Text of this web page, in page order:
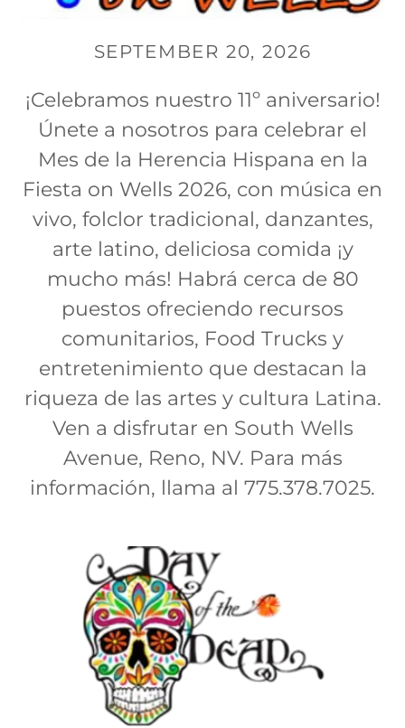
SEPTEMBER 20, 2026
¡Celebramos nuestro 11º aniversario!
Únete a nosotros para celebrar el
Mes de la Herencia Hispana en la
Fiesta on Wells 2026, con música en
vivo, folclor tradicional, danzantes,
arte latino, deliciosa comida ¡y
mucho más! Habrá cerca de 80
puestos ofreciendo recursos
comunitarios, Food Trucks y
entretenimiento que destacan la
riqueza de las artes y cultura Latina.
Ven a disfrutar en South Wells
Avenue, Reno, NV. Para más
información, llama al 775.378.7025.